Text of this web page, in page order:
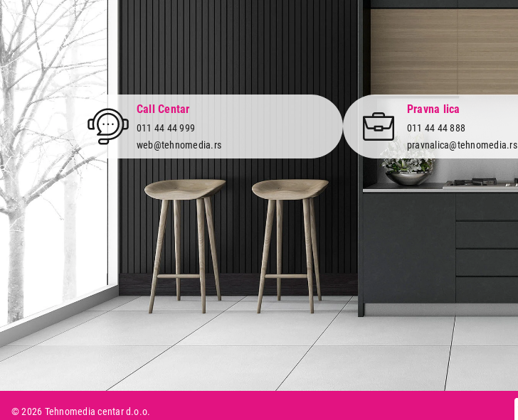
Call Centar
011 44 44 999
web@tehnomedia.rs
Pravna lica
011 44 44 888
pravnalica@tehnomedia.rs
Tehnomedia
Naše prodavnice
Kontakt
Pravna lica
Načini plaćanja
Tax Free kupovina
Česta postavljana pitanja
© 2026 Tehnomedia centar d.o.o.